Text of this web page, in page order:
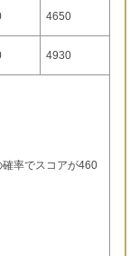
4650
4930
率でスコアが460